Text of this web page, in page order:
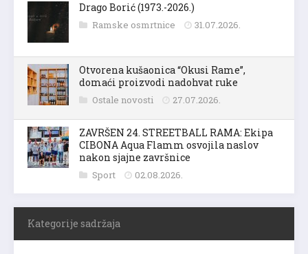
Drago Borić (1973.-2026.)
Ramske osmrtnice 31.07.2026.
Otvorena kušaonica “Okusi Rame”,
domaći proizvodi nadohvat ruke
Ostale novosti 27.07.2026.
ZAVRŠEN 24. STREETBALL RAMA: Ekipa
CIBONA Aqua Flamm osvojila naslov
nakon sjajne završnice
Sport 02.08.2026.
Kategorije sadržaja